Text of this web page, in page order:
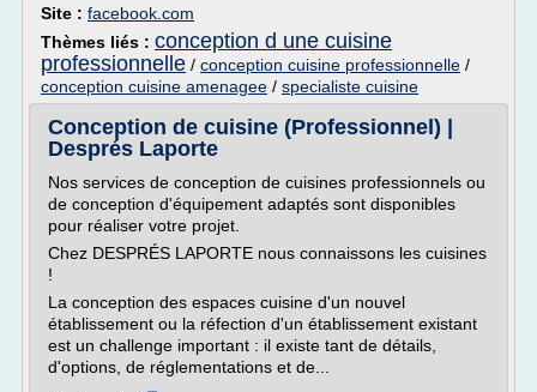
Site : facebook.com
Thèmes liés : conception d une cuisine
professionnelle / conception cuisine professionnelle /
conception cuisine amenagee / specialiste cuisine
Conception de cuisine (Professionnel) |
Després Laporte
Nos services de conception de cuisines professionnels ou
de conception d'équipement adaptés sont disponibles
pour réaliser votre projet.
Chez DESPRÉS LAPORTE nous connaissons les cuisines
!
La conception des espaces cuisine d'un nouvel
établissement ou la réfection d'un établissement existant
est un challenge important : il existe tant de détails,
d'options, de réglementations et de...